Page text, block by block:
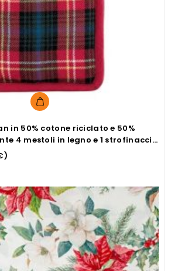
in 50% cotone riciclato e 50%
4 mestoli in legno e 1 strofinaccio
)